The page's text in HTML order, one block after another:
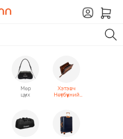
Мөр
цүнх
Хэтэвч
Нөүтбүүкний